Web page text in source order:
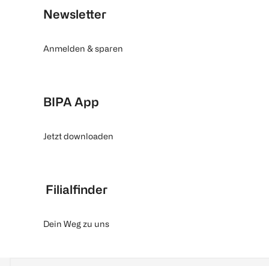
Newsletter
Anmelden & sparen
BIPA App
Jetzt downloaden
Filialfinder
Dein Weg zu uns